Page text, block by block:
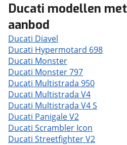
Ducati modellen
aanbod
Ducati Diavel
Ducati Hypermotard 698
Ducati Monster
Ducati Monster 797
Ducati Multistrada 950
Ducati Multistrada V4
Ducati Multistrada V4 S
Ducati Panigale V2
Ducati Scrambler Icon
Ducati Streetfighter V2